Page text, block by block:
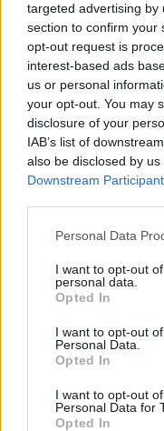
targeted advertising by
section to confirm your
opt-out request is
interest-based ads
us or personal
your opt-out. You may
disclosure of your
IAB’s list of
also be disclosed by
Downstream
Personal Data
I want to opt-out
personal data.
Opted In
I want to opt-out
Personal Data.
Opted In
I want to opt-out
Personal Data for
Opted In
Ocelárně Acciaierie
nařizuje, aby tak učinila
agentury ANSA a
musí podle soudu
snížit množství
PM2,5.
Česko v roce 2023
na osobu, víc než byl
27.7.2026 19:51 (ČTK)
to z analýzy projektu
se jedná o mírné
vyprodukovalo 549 kg
Země se podle analýzy
materiálů, tedy ve